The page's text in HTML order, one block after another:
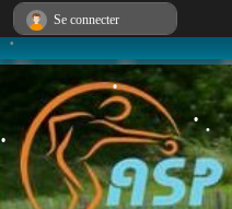
Se connecter
•
•
•
•
•
Panneau de gestion des